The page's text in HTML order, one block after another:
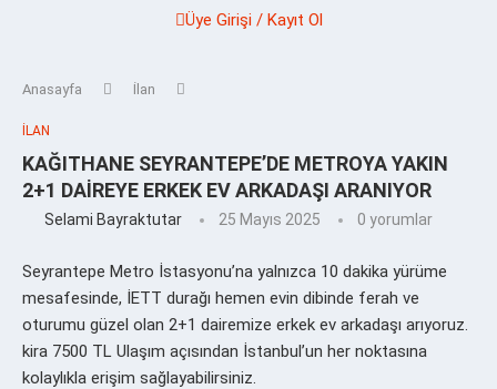
Üye Girişi / Kayıt Ol
Anasayfa İlan
İLAN
KAĞITHANE SEYRANTEPE’DE METROYA YAKIN
2+1 DAİREYE ERKEK EV ARKADAŞI ARANIYOR
Selami Bayraktutar 25 Mayıs 2025 0 yorumlar
Seyrantepe Metro İstasyonu’na yalnızca 10 dakika yürüme
mesafesinde, İETT durağı hemen evin dibinde ferah ve
oturumu güzel olan 2+1 dairemize erkek ev arkadaşı arıyoruz.
kira 7500 TL Ulaşım açısından İstanbul’un her noktasına
kolaylıkla erişim sağlayabilirsiniz.